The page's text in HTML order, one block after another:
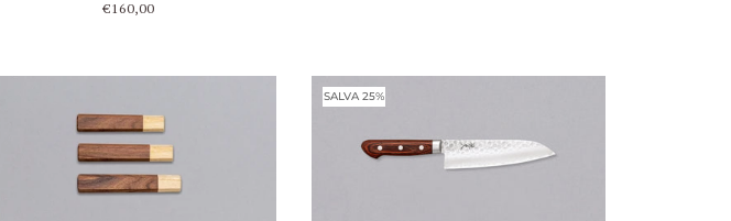
€160,00
SALVA 25%